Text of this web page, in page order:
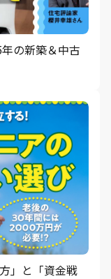
の新築＆中古
」と「資金戦